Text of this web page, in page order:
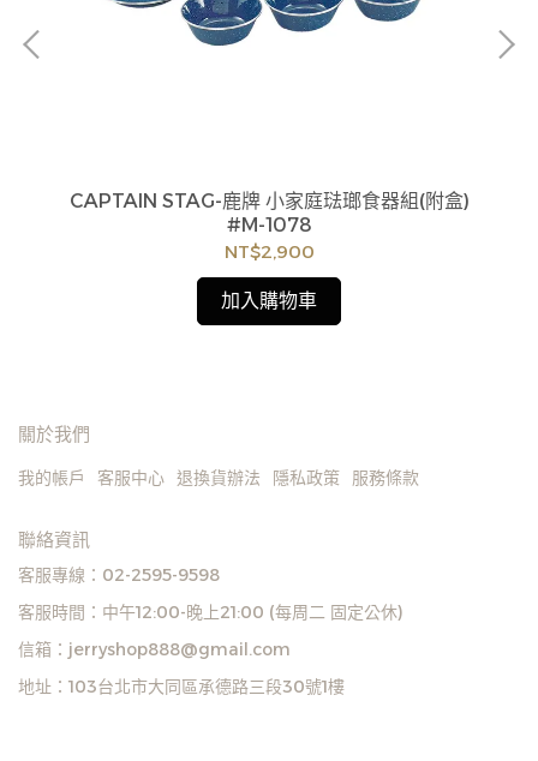
CAPTAIN STAG-鹿牌 小家庭琺瑯食器組(附盒)
#M-1078
NT$2,900
加入購物車
關於我們
我的帳戶 客服中心 退換貨辦法 隱私政策 服務條款
聯絡資訊
客服專線：02-2595-9598
客服時間：中午12:00-晚上21:00 (每周二 固定公休)
信箱：jerryshop888@gmail.com
地址：103台北市大同區承德路三段30號1樓